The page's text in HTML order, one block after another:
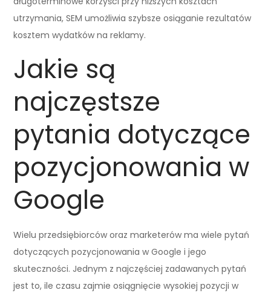
utrzymania, SEM umożliwia szybsze osiąganie rezultatów
kosztem wydatków na reklamy.
Jakie są
najczęstsze
pytania dotyczące
pozycjonowania w
Google
Wielu przedsiębiorców oraz marketerów ma wiele pytań
dotyczących pozycjonowania w Google i jego
skuteczności. Jednym z najczęściej zadawanych pytań
jest to, ile czasu zajmie osiągnięcie wysokiej pozycji w